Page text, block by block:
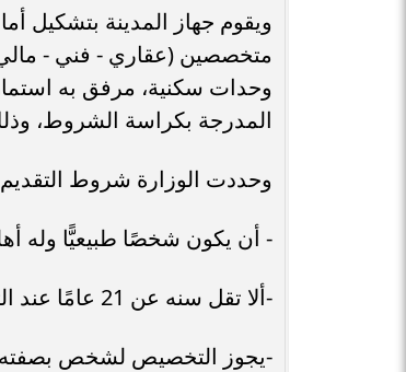
ويقوم جهاز المدينة بتشكيل
متخصصين (عقاري - فني - مالي
وحدات سكنية، مرفق به
المدرجة بكراسة الشروط،
وحددت الوزارة شروط التقديم
- أن يكون شخصًا طبيعيًّا وله
-ألا تقل سنه عن 21 عامًا عند التقديم.
-يجوز التخصيص لشخص بصفته